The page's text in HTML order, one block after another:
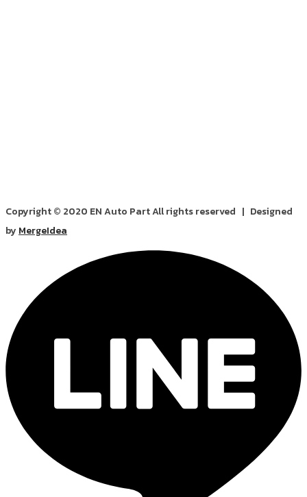
Copyright © 2020 EN Auto Part All rights reserved | Designed
by MergeIdea